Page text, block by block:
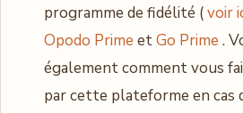
programme de fidélité (voir
Opodo Prime etGo Prime .
également comment vous
par cette plateforme en cas